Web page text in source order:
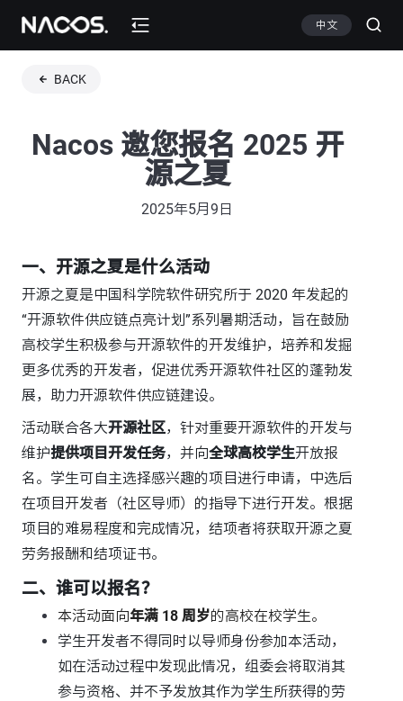
中文
BACK
Nacos 邀您报名 2025 开
源之夏
2025年5月9日
一、开源之夏是什么活动
开源之夏是中国科学院软件研究所于 2020 年发起的
“开源软件供应链点亮计划”系列暑期活动，旨在鼓励
高校学生积极参与开源软件的开发维护，培养和发掘
更多优秀的开发者，促进优秀开源软件社区的蓬勃发
展，助力开源软件供应链建设。
活动联合各大开源社区，针对重要开源软件的开发与
维护提供项目开发任务，并向全球高校学生开放报
名。学生可自主选择感兴趣的项目进行申请，中选后
在项目开发者（社区导师）的指导下进行开发。根据
项目的难易程度和完成情况，结项者将获取开源之夏
劳务报酬和结项证书。
二、谁可以报名？
本活动面向年满 18 周岁的高校在校学生。
学生开发者不得同时以导师身份参加本活动，
如在活动过程中发现此情况，组委会将取消其
参与资格、并不予发放其作为学生所获得的劳